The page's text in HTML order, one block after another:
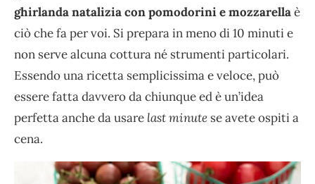
ghirlanda natalizia con pomodorini e mozzarellaè
ciò che fa per voi. Si prepara in meno di 10 minuti e
non serve alcuna cottura né strumenti particolari.
Essendo una ricetta semplicissima e veloce, può
essere fatta davvero da chiunque ed è un’idea
perfetta anche da usare last minute se avete ospiti a
cena.